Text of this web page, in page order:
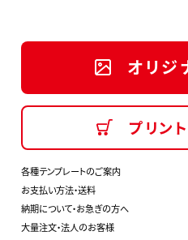
オリジ
プリン
各種テンプレートのご案内
お支払い方法・送料
納期について・お急ぎの方へ
大量注文・法人のお客様